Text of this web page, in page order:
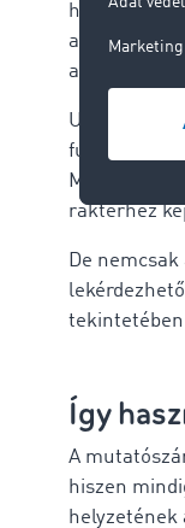
hogy a
alakulása
a 2020-as
Ugyanezen
fuvartöbblet
raktérhez
De
Így
A
hiszen
helyzetének